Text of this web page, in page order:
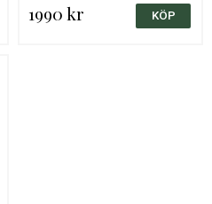
1990 kr